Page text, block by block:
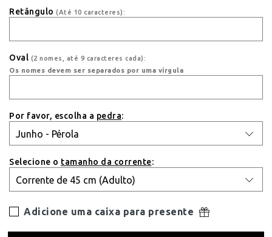
Retângulo (Até 10 caracteres):
Oval (2 nomes, até 9 caracteres cada):
Os nomes devem ser separados por uma vírgula
Por favor, escolha a pedra:
Selecione o tamanho da corrente:
Adicione uma caixa para presente